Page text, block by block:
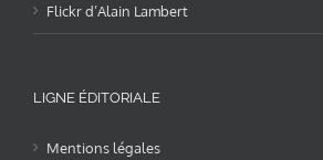
Flickr d’Alain Lambert
LIGNE ÉDITORIALE
Mentions légales